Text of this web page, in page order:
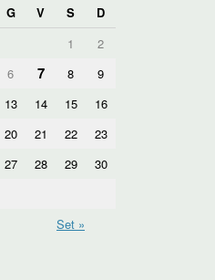
G V S
D
1
2
6 7 8
9
13 14 15
16
20 21 22
23
27 28 29
30
Set »